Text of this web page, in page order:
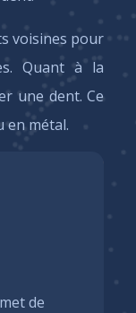
voisines pour
Quant à la
une dent. Ce
en métal.
de